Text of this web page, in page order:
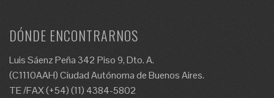
DÓNDE ENCONTRARNOS
Luis Sáenz Peña 342 Piso 9, Dto. A.
(C1110AAH) Ciudad Autónoma de Buenos Aires.
TE /FAX (+54) (11) 4384-5802